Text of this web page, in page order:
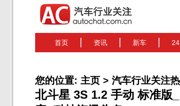
首页 资讯 新车
您的位置: 主页 > 汽车行业关注
北斗星 3S 1.2 手动 标准版